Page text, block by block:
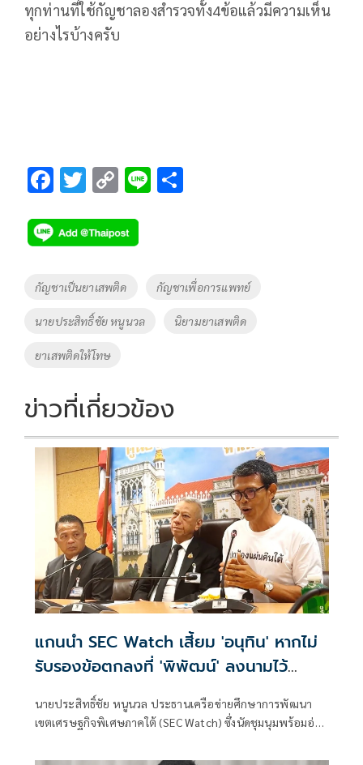
ทุกท่านที่ใช้กัญชาลองสำรวจทั้ง4ข้อแล้วมีความเห็น
อย่างไรบ้างครับ
F
e
b
o
o
k
T
tt
er
C
p
y
Li
k
Li
Tags
กัญชาเป็นยาเสพติด กัญชาเพื่อการแพทย์
นายประสิทธิ์ชัย หนูนวล นิยามยาเสพติด
ยาเสพติดให้โทษ
ข่าวที่เกี่ยวข้อง
แกนนำ SEC Watch เสี้ยม 'อนุทิน' หากไม่
รับรองข้อตกลงที่ 'พิพัฒน์' ลงนามไว้
แสดงว่า 2 คนนี้หักกัน
นายประสิทธิ์ชัย หนูนวล ประธานเครือข่ายศึกษาการพัฒนา
เขตเศรษฐกิจพิเศษภาคใต้ (SEC Watch) ซึ่งนัดชุมนุมพร้อมอ่าน
กูล นายกรัฐมนตรี และรัฐมนตรีว่าการกระทรวงมหาดไทย เมื่อ